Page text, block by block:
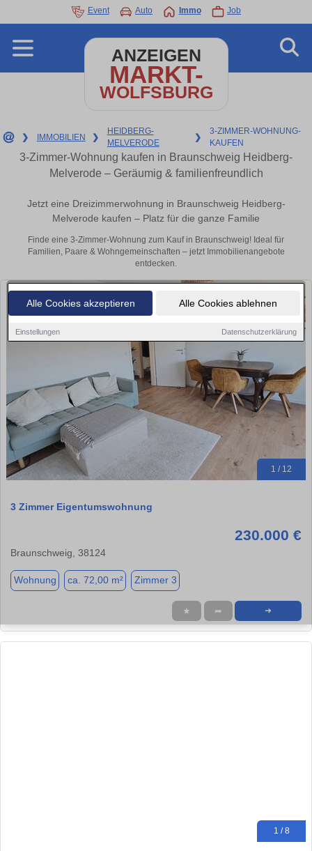
Alle Cookies akzeptieren Alle Cookies ablehnen
Einstellungen Datenschutzerklärung
Event Auto Immo Job
ANZEIGEN
MARKT-
WOLFSBURG
❯ IMMOBILIEN ❯
HEIDBERG-
MELVERODE
❯
3-ZIMMER-WOHNUNG-
KAUFEN
3-Zimmer-Wohnung kaufen in Braunschweig Heidberg-
Melverode – Geräumig & familienfreundlich
Jetzt eine Dreizimmerwohnung in Braunschweig Heidberg-
Melverode kaufen – Platz für die ganze Familie
Finde eine 3-Zimmer-Wohnung zum Kauf in Braunschweig! Ideal für
Familien, Paare & Wohngemeinschaften – jetzt Immobilienangebote
entdecken.
1 / 12
3 Zimmer Eigentumswohnung
230.000 €
Braunschweig, 38124
Wohnung ca. 72,00 m² Zimmer 3
★ ➦ ➜
1 / 8